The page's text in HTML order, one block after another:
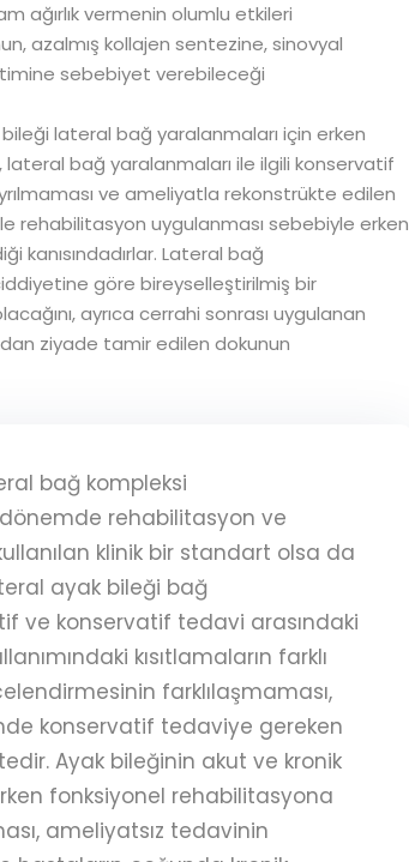
ağırlık vermenin olumlu etkileri
azalmış kollajen sentezine, sinovyal
sebebiyet verebileceği
bileği lateral bağ yaralanmaları için erken
bağ yaralanmaları ile ilgili konservatif
ve ameliyatla rekonstrükte edilen
rehabilitasyon uygulanması sebebiyle erken
Lateral bağ
göre bireyselleştirilmiş bir
ayrıca cerrahi sonrası uygulanan
ziyade tamir edilen dokunun
bağ kompleksi
rehabilitasyon ve
klinik bir standart olsa da
ayak bileği bağ
ve konservatif tedavi arasındaki
kısıtlamaların farklı
farklılaşmaması,
konservatif tedaviye gereken
Ayak bileğinin akut ve kronik
fonksiyonel rehabilitasyona
ameliyatsız tedavinin